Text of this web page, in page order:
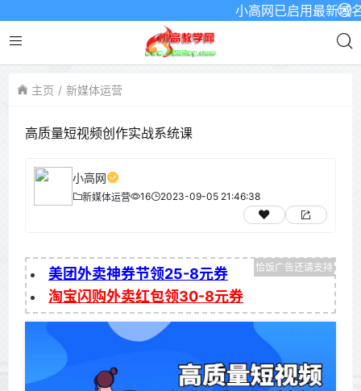
小高网已启用最新域名
主页 新媒体运营
高质量短视频创作实战系统课
小高网
新媒体运营 16 2023-09-05 21:46:38
美团外卖神券节领25-8元券
淘宝闪购外卖红包领30-8元券